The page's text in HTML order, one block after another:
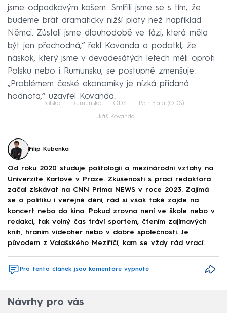
jsme odpadkovým košem. Smířili jsme se s tím, že
budeme brát dramaticky nižší platy než například
Němci. Zůstali jsme dlouhodobě ve fázi, která měla
být jen přechodná,“ řekl Kovanda a podotkl, že
náskok, který jsme v devadesátých letech měli oproti
Polsku nebo i Rumunsku, se postupně zmenšuje.
„Problémem české ekonomiky je nízká přidaná
hodnota,“ uzavřel Kovanda.
Polsko Rumunsko ODS Petr Fiala (ODS)
Lukáš Kovanda
Filip Kubenka
Od roku 2020 studuje politologii a mezinárodní vztahy na
Univerzitě Karlově v Praze. Zkušenosti s prací redaktora
začal získávat na CNN Prima NEWS v roce 2023. Zajímá
se o politiku i veřejné dění, rád si však také zajde na
koncert nebo do kina. Pokud zrovna není ve škole nebo v
redakci, tak volný čas tráví sportem, čtením zajímavých
knih, hraním videoher nebo v dobré společnosti. Je
původem z Valašského Meziříčí, kam se vždy rád vrací.
Pro tento článek jsou komentáře vypnuté
Návrhy pro vás